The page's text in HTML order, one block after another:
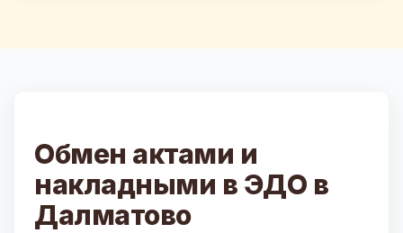
Обмен актами и
накладными в ЭДО в
Далматово